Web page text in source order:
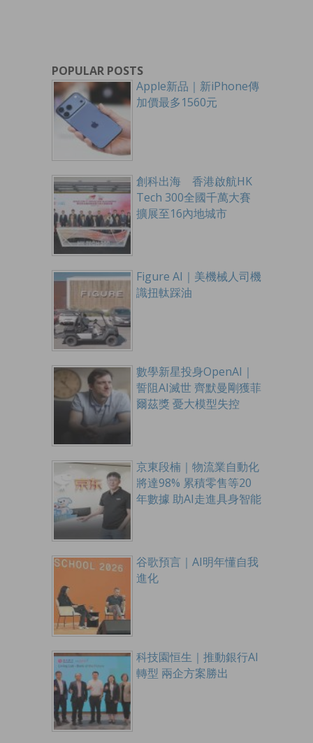
POPULAR POSTS
Apple新品｜新iPhone傳
加價最多1560元
創科出海 香港啟航HK
Tech 300全國千萬大賽
擴展至16內地城市
Figure AI｜美機械人司機
識扭軚踩油
數學新星投身OpenAI｜
誓阻AI滅世 齊默曼剛獲菲
爾茲獎 憂大模型失控
京東段楠｜物流業自動化
將達98% 累積零售等20
年數據 助AI走進具身智能
谷歌預言｜AI明年懂自我
進化
科技園恒生｜推動銀行AI
轉型 兩企方案勝出